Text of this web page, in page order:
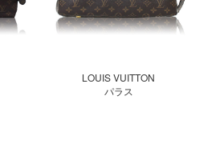
LOUIS VUITTON
パラス